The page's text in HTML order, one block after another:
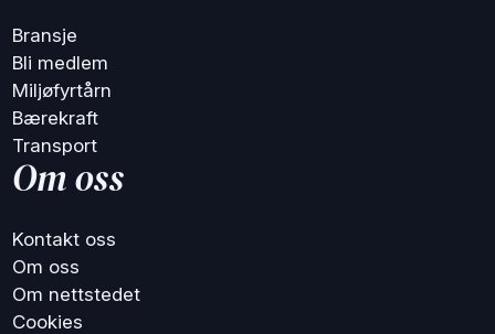
Bransje
Bli medlem
Miljøfyrtårn
Bærekraft
Transport
Om oss
Kontakt oss
Om oss
Om nettstedet
Cookies